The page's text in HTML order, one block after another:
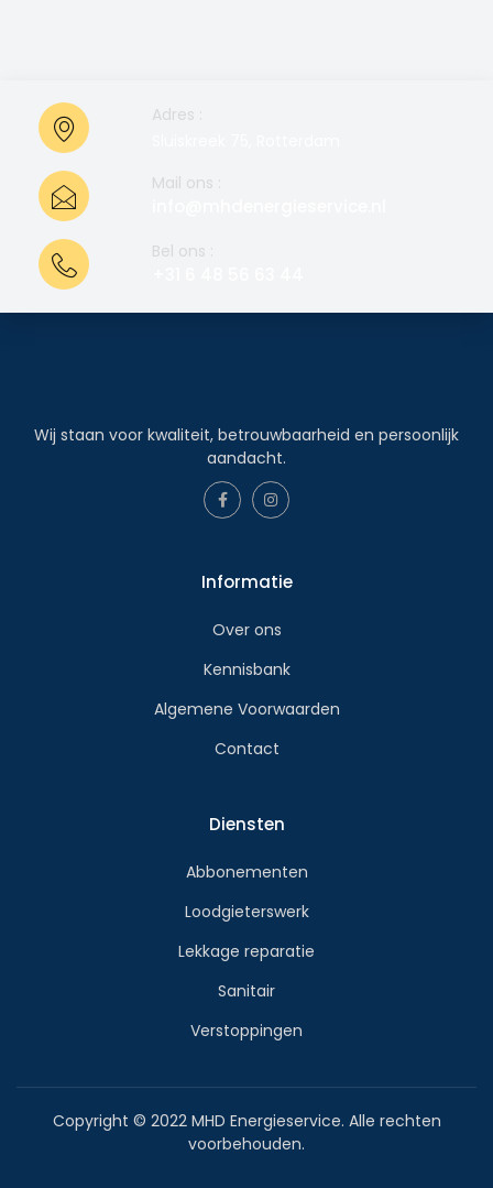
Adres :
Mail ons :
Bel ons :
Wij staan voor kwaliteit, betrouwbaarheid en persoonlijk
aandacht.
Informatie
Over ons
Kennisbank
Algemene Voorwaarden
Contact
Diensten
Abbonementen
Loodgieterswerk
Lekkage reparatie
Sanitair
Verstoppingen
Copyright © 2022 MHD Energieservice. Alle rechten
voorbehouden.